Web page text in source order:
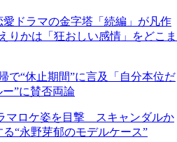
愛ドラマの金字塔「続編」が凡作
りかは「狂おしい感情」をどこま
“休止期間”に言及「自分本位だ
”に賛否両論
マロケ姿を目撃 スキャンダルか
“永野芽郁のモデルケース”